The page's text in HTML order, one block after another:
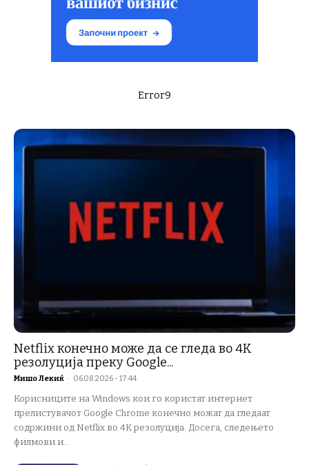
Error9
Netflix конечно може да се гледа во 4K
резолуција преку Google...
Мишо Лекиќ - 06.08.2026 - 17:44
Корисниците на Windows кои го користат интернет
прелистувачот Google Chrome конечно можат да гледаат
содржини од Netflix во 4K резолуција. Досега, следењето
филмови и...